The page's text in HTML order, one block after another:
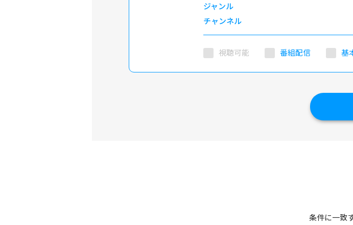
ジャンル
チャンネル
視聴可能 番組配信 基
条件に一致